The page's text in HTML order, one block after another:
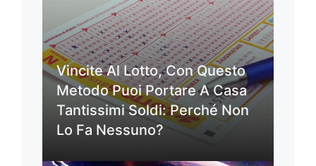
Vincite Al Lotto, Con Questo
Metodo Puoi Portare A Casa
Tantissimi Soldi: Perché Non
Lo Fa Nessuno?